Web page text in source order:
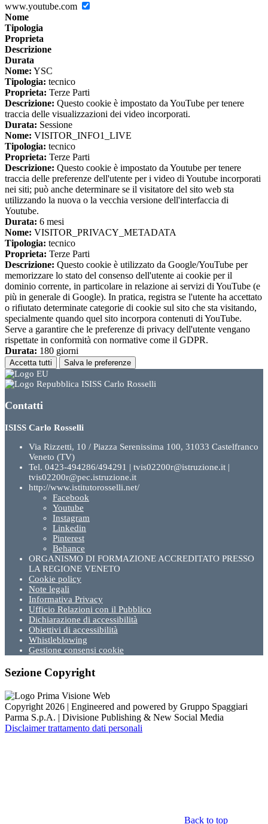
www.youtube.com
Nome
Tipologia
Proprieta
Descrizione
Durata
Nome: YSC
Tipologia: tecnico
Proprieta: Terze Parti
Descrizione: Questo cookie è impostato da YouTube per tenere
traccia delle visualizzazioni dei video incorporati.
Durata: Sessione
Nome: VISITOR_INFO1_LIVE
Tipologia: tecnico
Proprieta: Terze Parti
Descrizione: Questo cookie è impostato da Youtube per tenere
traccia delle preferenze dell'utente per i video di Youtube incorporati
nei siti; può anche determinare se il visitatore del sito web sta
utilizzando la nuova o la vecchia versione dell'interfaccia di
Youtube.
Durata: 6 mesi
Nome: VISITOR_PRIVACY_METADATA
Tipologia: tecnico
Proprieta: Terze Parti
Descrizione: Questo cookie è utilizzato da Google/YouTube per
memorizzare lo stato del consenso dell'utente ai cookie per il
dominio corrente, in particolare in relazione ai servizi di YouTube (e
più in generale di Google). In pratica, registra se l'utente ha accettato
o rifiutato determinate categorie di cookie sul sito che sta visitando,
specialmente quando quel sito incorpora contenuti di YouTube.
Serve a garantire che le preferenze di privacy dell'utente vengano
rispettate in conformità con normative come il GDPR.
Durata: 180 giorni
Accetta tutti Salva le preferenze
ISISS Carlo Rosselli
Contatti
ISISS Carlo Rosselli
Via Rizzetti, 10 / Piazza Serenissima 100, 31033 Castelfranco
Veneto (TV)
Tel. 0423-494286/494291 | tvis02200r@istruzione.it |
tvis02200r@pec.istruzione.it
http://www.istitutorosselli.net/
Facebook
Youtube
Instagram
Linkedin
Pinterest
Behance
ORGANISMO DI FORMAZIONE ACCREDITATO PRESSO
LA REGIONE VENETO
Cookie policy
Note legali
Informativa Privacy
Ufficio Relazioni con il Pubblico
Dichiarazione di accessibilità
Obiettivi di accessibilità
Whistleblowing
Gestione consensi cookie
Sezione Copyright
Copyright 2026 | Engineered and powered by Gruppo Spaggiari
Parma S.p.A. | Divisione Publishing & New Social Media
Disclaimer trattamento dati personali
Back to top